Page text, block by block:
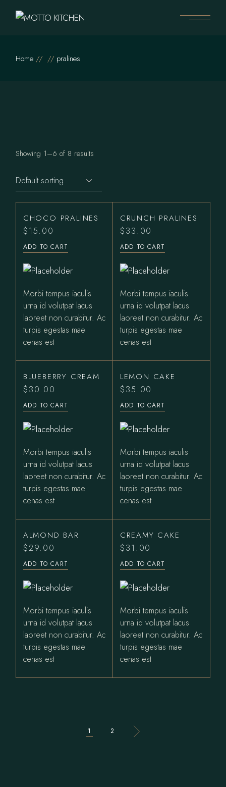
Home pralines
Showing 1–6 of 8 results
CHOCO PRALINES
$15.00
ADD TO CART
Morbi tempus iaculis
urna id volutpat lacus
laoreet non curabitur. Ac
turpis egestas mae
cenas est
CRUNCH PRALINES
$33.00
ADD TO CART
Morbi tempus iaculis
urna id volutpat lacus
laoreet non curabitur. Ac
turpis egestas mae
cenas est
BLUEBERRY CREAM
$30.00
ADD TO CART
Morbi tempus iaculis
urna id volutpat lacus
laoreet non curabitur. Ac
turpis egestas mae
cenas est
LEMON CAKE
$35.00
ADD TO CART
Morbi tempus iaculis
urna id volutpat lacus
laoreet non curabitur. Ac
turpis egestas mae
cenas est
ALMOND BAR
$29.00
ADD TO CART
Morbi tempus iaculis
urna id volutpat lacus
laoreet non curabitur. Ac
turpis egestas mae
cenas est
CREAMY CAKE
$31.00
ADD TO CART
Morbi tempus iaculis
urna id volutpat lacus
laoreet non curabitur. Ac
turpis egestas mae
cenas est
1 2